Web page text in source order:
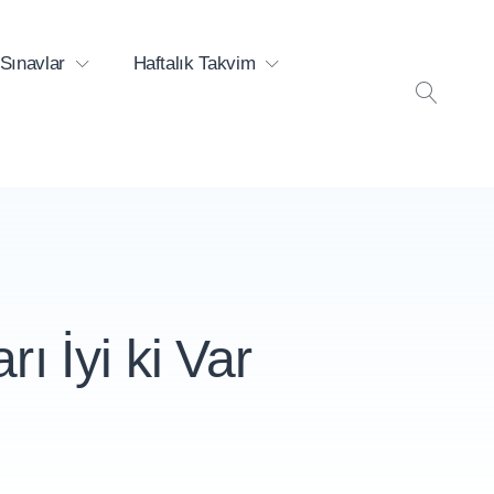
Sınavlar Haftalık Takvim
İyi ki Var